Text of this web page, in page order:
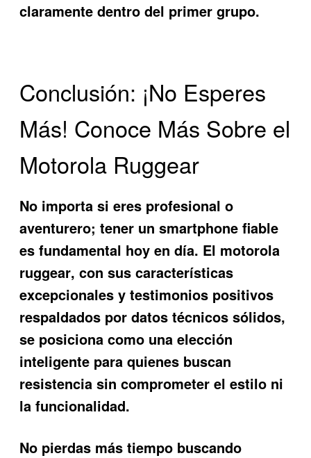
claramente dentro del primer grupo.
Conclusión: ¡No Esperes
Más! Conoce Más Sobre el
Motorola Ruggear
No importa si eres profesional o
aventurero; tener un smartphone fiable
es fundamental hoy en día. El motorola
ruggear, con sus características
excepcionales y testimonios positivos
respaldados por datos técnicos sólidos,
se posiciona como una elección
inteligente para quienes buscan
resistencia sin comprometer el estilo ni
la funcionalidad.
No pierdas más tiempo buscando